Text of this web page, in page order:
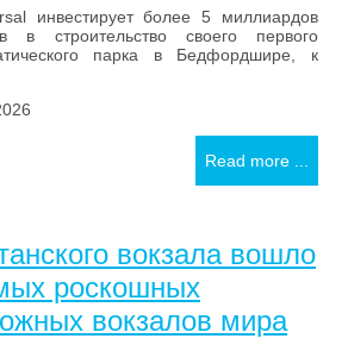
инвестирует более 5 миллиардов
в строительство своего первого
парка в Бедфордшире, к
Read more ...
вокзала вошло
роскошных
вокзалов мира